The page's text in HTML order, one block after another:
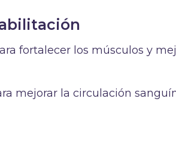
fortalecer los músculos y
mejorar la circulación